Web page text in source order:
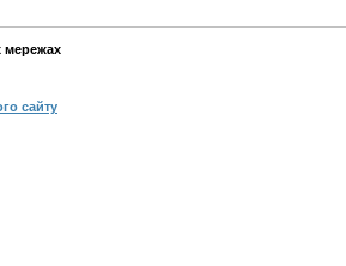
мережах
сайту